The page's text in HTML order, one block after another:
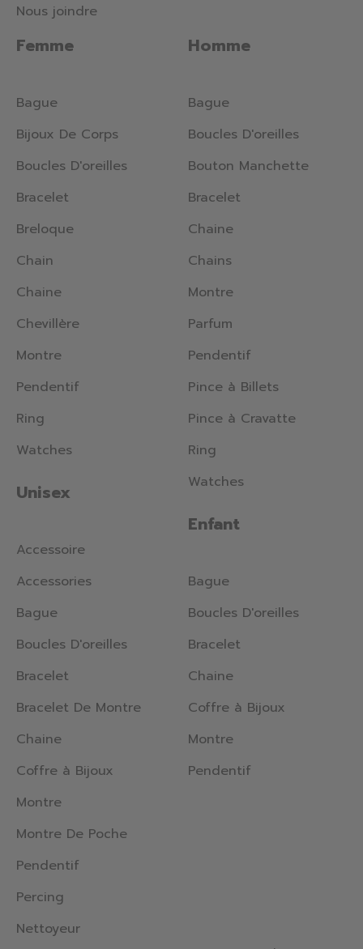
Femme
Bague
Bijoux De Corps
Boucles D'oreilles
Bracelet
Breloque
Chain
Chaine
Chevillère
Montre
Pendentif
Ring
Watches
Unisex
Accessoire
Accessories
Bague
Boucles D'oreilles
Bracelet
Bracelet De Montre
Chaine
Coffre à Bijoux
Montre
Montre De Poche
Pendentif
Percing
Nettoyeur
Homme
Bague
Boucles D'oreilles
Bouton Manchette
Bracelet
Chaine
Chains
Montre
Parfum
Pendentif
Pince à Billets
Pince à Cravatte
Ring
Watches
Enfant
Bague
Boucles D'oreilles
Bracelet
Chaine
Coffre à Bijoux
Montre
Pendentif
Nous joindre